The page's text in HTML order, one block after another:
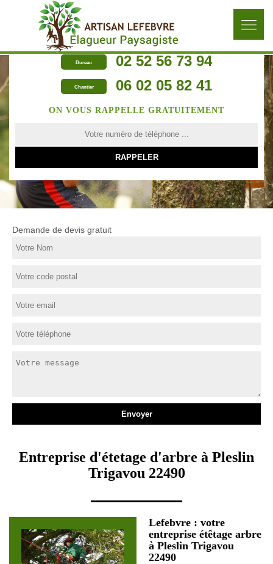
Bureau 02 52 56 73 94
Chantier 06 02 05 82 41
ON VOUS RAPPELLE GRATUITEMENT
Demande de devis gratuit
Entreprise d'étetage d'arbre à Pleslin
Trigavou 22490
Lefebvre : votre
entreprise étêtage arbre
à Pleslin Trigavou
22490